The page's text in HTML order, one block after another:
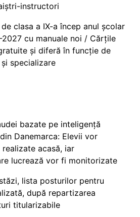
instructori
clasa a IX-a încep anul școlar
cu manuale noi / Cărțile
și diferă în funcție de
specializare
bazate pe inteligență
Danemarca: Elevii vor
acasă, iar
lucrează vor fi monitorizate
lista posturilor pentru
după repartizarea
titularizabile